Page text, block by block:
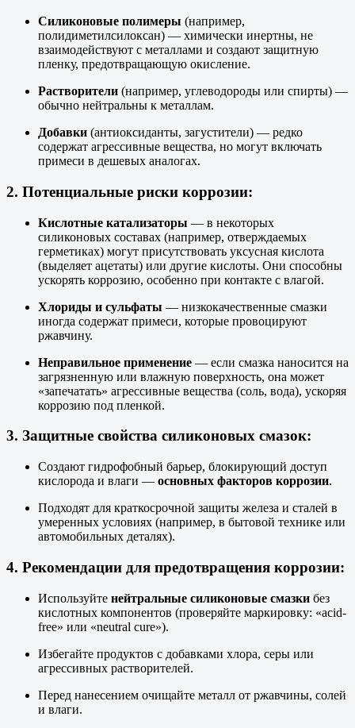
Силиконовые полимеры (например,
полидиметилсилоксан) — химически инертны, не
взаимодействуют с металлами и создают защитную
пленку, предотвращающую окисление.
Растворители (например, углеводороды или спирты) —
обычно нейтральны к металлам.
Добавки (антиоксиданты, загустители) — редко
содержат агрессивные вещества, но могут включать
примеси в дешевых аналогах.
2. Потенциальные риски коррозии:
Кислотные катализаторы — в некоторых
силиконовых составах (например, отверждаемых
герметиках) могут присутствовать уксусная кислота
(выделяет ацетаты) или другие кислоты. Они способны
ускорять коррозию, особенно при контакте с влагой.
Хлориды и сульфаты — низкокачественные смазки
иногда содержат примеси, которые провоцируют
ржавчину.
Неправильное применение — если смазка наносится на
загрязненную или влажную поверхность, она может
«запечатать» агрессивные вещества (соль, вода), ускоряя
коррозию под пленкой.
3. Защитные свойства силиконовых смазок:
Создают гидрофобный барьер, блокирующий доступ
кислорода и влаги — основных факторов коррозии.
Подходят для краткосрочной защиты железа и сталей в
умеренных условиях (например, в бытовой технике или
автомобильных деталях).
4. Рекомендации для предотвращения коррозии:
Используйте нейтральные силиконовые смазки без
кислотных компонентов (проверяйте маркировку: «acid-
free» или «neutral cure»).
Избегайте продуктов с добавками хлора, серы или
агрессивных растворителей.
Перед нанесением очищайте металл от ржавчины, солей
и влаги.